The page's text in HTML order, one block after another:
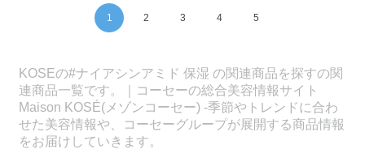
1 2 3 4 5
KOSEの#ナイアシンアミド 保湿 の関連商品を探すの関
連商品一覧です。｜コーセーの総合美容情報サイト
Maison KOSÉ(メゾンコーセー) -季節やトレンドに合わ
せた美容情報や、コーセーグループが展開する商品情報
をお届けしていきます。